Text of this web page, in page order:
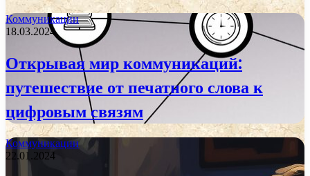
Коммуникации
18.03.2024
Открывая мир коммуникаций:
путешествие от печатного слова к
цифровым связям
Коммуникации
22.01.2024